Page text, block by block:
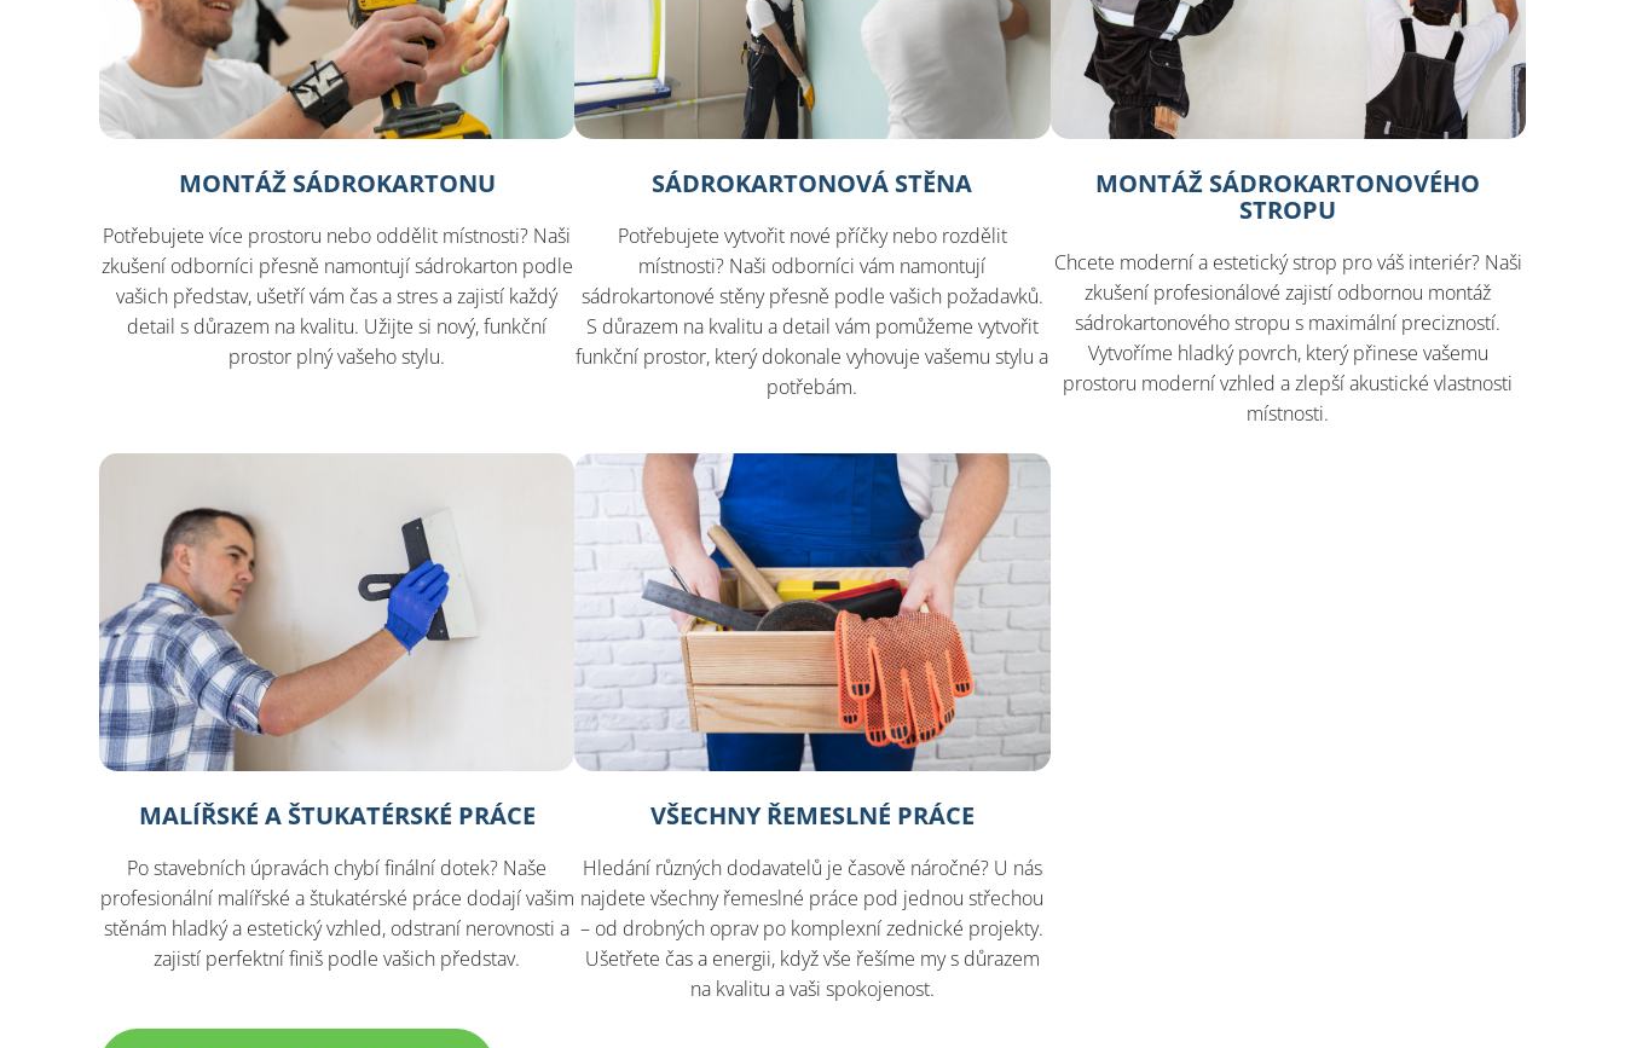
MONTÁŽ SÁDROKARTONU
Potřebujete více prostoru nebo oddělit místnosti? Naši
zkušení odborníci přesně namontují sádrokarton podle
vašich představ, ušetří vám čas a stres a zajistí každý
detail s důrazem na kvalitu. Užijte si nový, funkční
prostor plný vašeho stylu.
SÁDROKARTONOVÁ STĚNA
Potřebujete vytvořit nové příčky nebo rozdělit
místnosti? Naši odborníci vám namontují
sádrokartonové stěny přesně podle vašich požadavků.
S důrazem na kvalitu a detail vám pomůžeme vytvořit
funkční prostor, který dokonale vyhovuje vašemu stylu a
potřebám.
MONTÁŽ SÁDROKARTONOVÉHO
STROPU
Chcete moderní a estetický strop pro váš interiér? Naši
zkušení profesionálové zajistí odbornou montáž
sádrokartonového stropu s maximální precizností.
Vytvoříme hladký povrch, který přinese vašemu
prostoru moderní vzhled a zlepší akustické vlastnosti
místnosti.
MALÍŘSKÉ A ŠTUKATÉRSKÉ PRÁCE
Po stavebních úpravách chybí finální dotek? Naše
profesionální malířské a štukatérské práce dodají vašim
stěnám hladký a estetický vzhled, odstraní nerovnosti a
zajistí perfektní finiš podle vašich představ.
VŠECHNY ŘEMESLNÉ PRÁCE
Hledání různých dodavatelů je časově náročné? U nás
najdete všechny řemeslné práce pod jednou střechou
– od drobných oprav po komplexní zednické projekty.
Ušetřete čas a energii, když vše řešíme my s důrazem
na kvalitu a vaši spokojenost.